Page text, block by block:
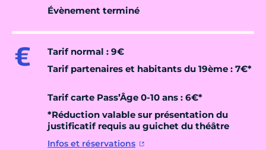
Évènement terminé
Tarif normal : 9€
Tarif partenaires et habitants du 19ème : 7€*
Tarif carte Pass’Âge 0-10 ans : 6€*
*Réduction valable sur présentation du
justificatif requis au guichet du théâtre
Infos et réservations